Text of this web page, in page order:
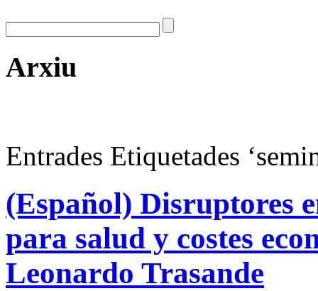
Arxiu
Entrades Etiquetades
(Español) Disruptores
para salud y costes
Leonardo Trasande